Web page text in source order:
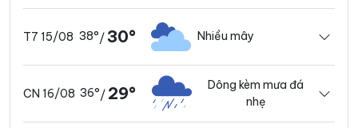
T7 15/08 38°/30° Nhiều mây
CN 16/08 36°/ 29°
Dông kèm mưa đá
nhẹ